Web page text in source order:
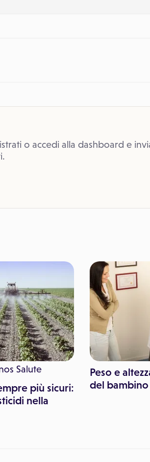
o accedi alla dashboard e
Salute
più sicuri:
nella
Peso e
del bambino